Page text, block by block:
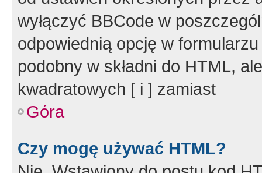
wyłączyć BBCode w
odpowiednią opcję w
podobny w składni do HTML,
kwadratowych [ i ] zamiast
Góra
Czy mogę używać HTML?